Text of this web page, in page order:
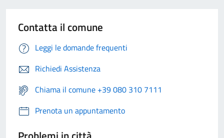
Contatta il comune
Leggi le domande frequenti
Richiedi Assistenza
Chiama il comune +39 080 310 7111
Prenota un appuntamento